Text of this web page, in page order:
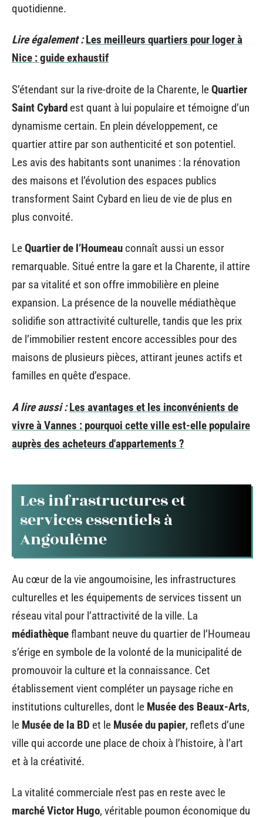
quotidienne.
Lire également : Les meilleurs quartiers pour loger à
Nice : guide exhaustif
S’étendant sur la rive-droite de la Charente, leQuartier
Saint Cybard est quant à lui populaire et témoigne d’un
dynamisme certain. En plein développement, ce
quartier attire par son authenticité et son potentiel.
Les avis des habitants sont unanimes : la rénovation
des maisons et l’évolution des espaces publics
transforment Saint Cybard en lieu de vie de plus en
plus convoité.
LeQuartier de l’Houmeau connaît aussi un essor
remarquable. Situé entre la gare et la Charente, il attire
par sa vitalité et son offre immobilière en pleine
expansion. La présence de la nouvelle médiathèque
solidifie son attractivité culturelle, tandis que les prix
de l’immobilier restent encore accessibles pour des
maisons de plusieurs pièces, attirant jeunes actifs et
familles en quête d’espace.
A lire aussi : Les avantages et les inconvénients de
vivre à Vannes : pourquoi cette ville est-elle populaire
auprès des acheteurs d'appartements ?
Les infrastructures et
services essentiels à
Angoulême
Au cœur de la vie angoumoisine, les infrastructures
culturelles et les équipements de services tissent un
réseau vital pour l’attractivité de la ville. La
médiathèqueflambant neuve du quartier de l’Houmeau
s’érige en symbole de la volonté de la municipalité de
promouvoir la culture et la connaissance. Cet
établissement vient compléter un paysage riche en
institutions culturelles, dont le Musée des Beaux-Arts,
le Musée de la BD et le Musée du papier, reflets d’une
ville qui accorde une place de choix à l’histoire, à l’art
et à la créativité.
La vitalité commerciale n’est pas en reste avec le
marché Victor Hugo, véritable poumon économique du